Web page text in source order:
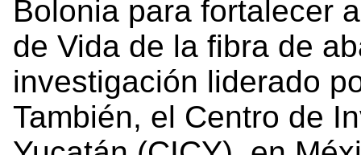
Bolonia para fortalecer
de Vida de la fibra de
investigación liderado
También, el Centro de